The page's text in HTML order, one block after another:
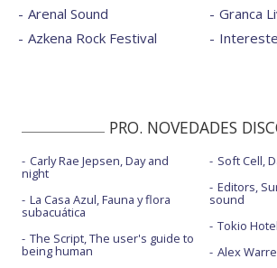
Arenal Sound
Azkena Rock Festival
Granca
PRO. NOVEDADES
Carly Rae Jepsen, Day and
night
La Casa Azul, Fauna y flora
subacuática
The Script, The user's guide to
being human
Soft Cell,
Editors,
sound
Tokio
Alex